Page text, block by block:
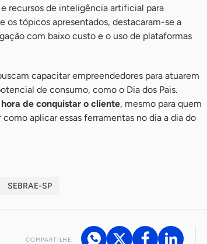
recursos de inteligência artificial para
os tópicos apresentados, destacaram-se a
com baixo custo e o uso de plataformas
capacitar empreendedores para atuarem
de consumo, como o Dia dos Pais.
de conquistar o cliente, mesmo para quem
aplicar essas ferramentas no dia a dia do
SEBRAE-SP
COMPARTILHE